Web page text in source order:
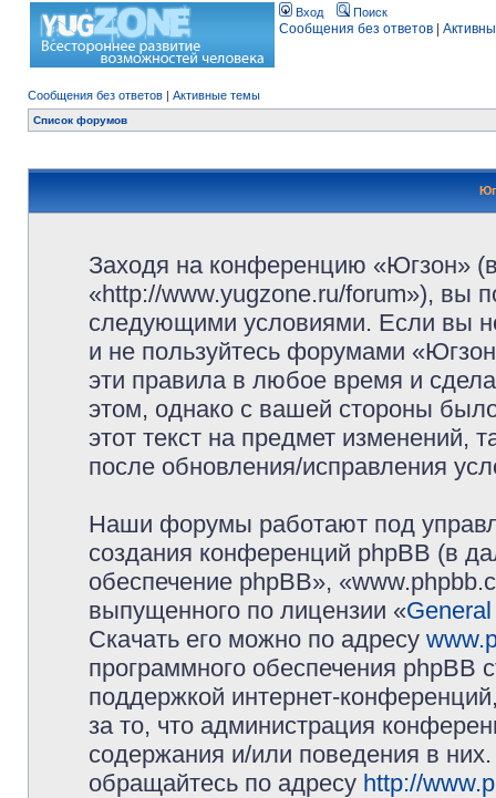
Вход Поиск
Сообщения без ответов
Сообщения без ответов | Активные темы
Список форумов
Заходя на конференцию «Югзон»
«http://www.yugzone.ru/forum»), вы
следующими условиями. Если вы
и не пользуйтесь форумами
эти правила в любое время и
этом, однако с вашей стороны
этот текст на предмет изменений,
после обновления/исправления
Наши форумы работают под
создания конференций phpBB (в
обеспечение phpBB»,
выпущенного по лицензии «
Скачать его можно по адресу
программного обеспечения phpBB
поддержкой интернет-
за то, что администрация
содержания и/или поведения в
обращайтесь по адресу http://